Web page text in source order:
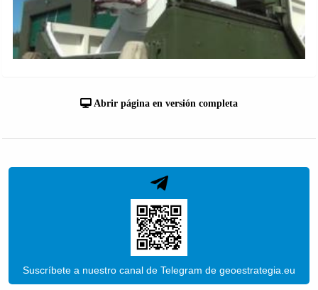
Abrir página en versión completa
Suscríbete a nuestro canal de Telegram de geoestrategia.eu